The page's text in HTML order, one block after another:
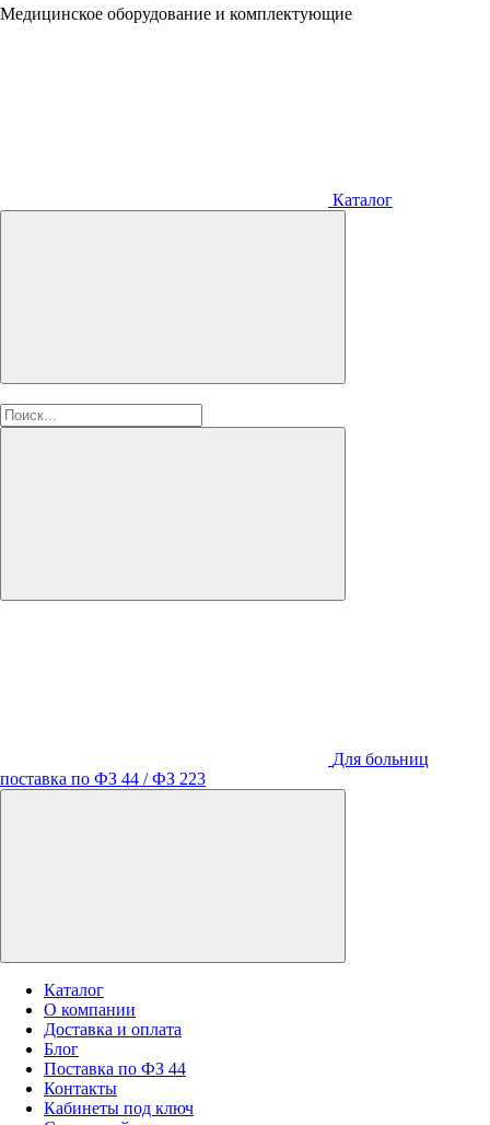
Медицинское оборудование и комплектующие
Каталог
Для больниц
поставка по ФЗ 44 / ФЗ 223
Каталог
О компании
Доставка и оплата
Блог
Поставка по ФЗ 44
Контакты
Кабинеты под ключ